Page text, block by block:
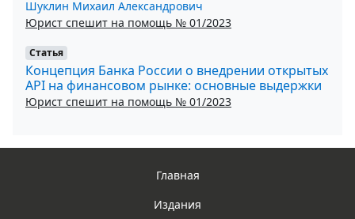
Шуклин Михаил Александрович
Юрист спешит на помощь № 01/2023
Статья
Концепция Банка России о внедрении открытых
API на финансовом рынке: основные выдержки
Юрист спешит на помощь № 01/2023
Главная
Издания